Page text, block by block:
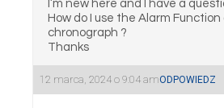
I’m new here and I have a
How do I use the Alarm
chronograph ?
Thanks
12 marca, 2024 o 9:04 amODPOWIEDZ